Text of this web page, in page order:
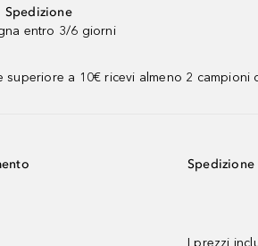
Spedizione
entro 3/6 giorni
superiore a 10€ ricevi almeno 2
Spedizione
I prezzi